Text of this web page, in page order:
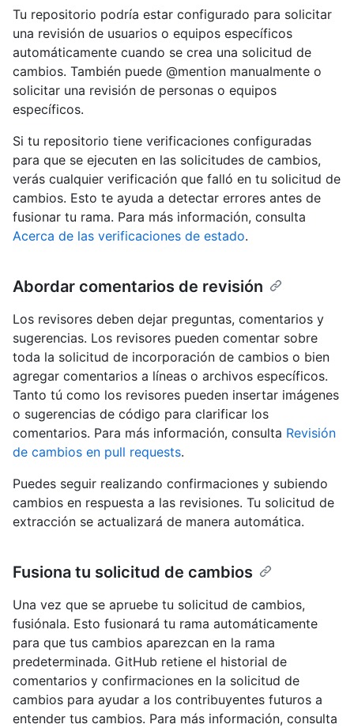
Tu repositorio podría estar configurado para solicitar
una revisión de usuarios o equipos específicos
automáticamente cuando se crea una solicitud de
cambios. También puede @mention manualmente o
solicitar una revisión de personas o equipos
específicos.
Si tu repositorio tiene verificaciones configuradas
para que se ejecuten en las solicitudes de cambios,
verás cualquier verificación que falló en tu solicitud de
cambios. Esto te ayuda a detectar errores antes de
fusionar tu rama. Para más información, consulta
Acerca de las verificaciones de estado.
Abordar comentarios de revisión
Los revisores deben dejar preguntas, comentarios y
sugerencias. Los revisores pueden comentar sobre
toda la solicitud de incorporación de cambios o bien
agregar comentarios a líneas o archivos específicos.
Tanto tú como los revisores pueden insertar imágenes
o sugerencias de código para clarificar los
comentarios. Para más información, consulta Revisión
de cambios en pull requests.
Puedes seguir realizando confirmaciones y subiendo
cambios en respuesta a las revisiones. Tu solicitud de
extracción se actualizará de manera automática.
Fusiona tu solicitud de cambios
Una vez que se apruebe tu solicitud de cambios,
fusiónala. Esto fusionará tu rama automáticamente
para que tus cambios aparezcan en la rama
predeterminada. GitHub retiene el historial de
comentarios y confirmaciones en la solicitud de
cambios para ayudar a los contribuyentes futuros a
entender tus cambios. Para más información, consulta